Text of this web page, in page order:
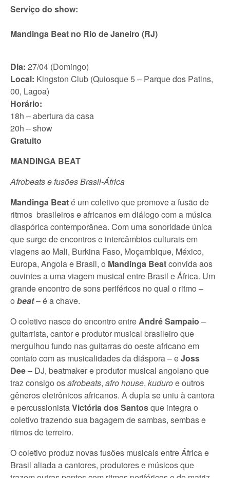
Serviço do show:
Mandinga Beat no Rio de Janeiro (RJ)
Dia: 27/04 (Domingo)
Local: Kingston Club (Quiosque 5 – Parque dos Patins,
00, Lagoa)
Horário:
18h – abertura da casa
20h – show
Gratuito
MANDINGA BEAT
Afrobeats e fusões Brasil-África
Mandinga Beaté um coletivo que promove a fusão de
ritmos brasileiros e africanos em diálogo com a música
diaspórica contemporânea. Com uma sonoridade única
que surge de encontros e intercâmbios culturais em
viagens ao Mali, Burkina Faso, Moçambique, México,
Europa, Angola e Brasil, o Mandinga Beatconvida aos
ouvintes a uma viagem musical entre Brasil e África. Um
grande encontro de sons periféricos no qual o ritmo –
o beat– é a chave.
O coletivo nasce do encontro entreAndré Sampaio –
guitarrista, cantor e produtor musical brasileiro que
mergulhou fundo nas guitarras do oeste africano em
contato com as musicalidades da diáspora – eJoss
Dee– DJ, beatmaker e produtor musical angolano que
traz consigo osafrobeats, afro house, kuduroe outros
gêneros eletrônicos africanos. A dupla se uniu à cantora
e percussionistaVictória dos Santosque integra o
coletivo trazendo sua bagagem de sambas, sembas e
ritmos de terreiro.
O coletivo produz novas fusões musicais entre África e
Brasil aliada a cantores, produtores e músicos que